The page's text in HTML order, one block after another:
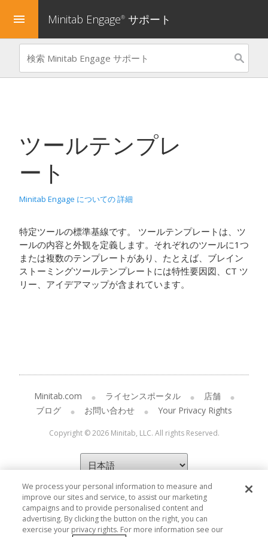
menu Minitab Engage® サポート
ツールテンプレ
ート
Minitab Engage についての 詳細
特定ツールの標準基線です。
ツールテンプレートは、ツ
ールの内容と外観を定義します。それぞれのツールに1つ
または複数のテンプレートがあり、たとえば、ブレイン
ストーミングツールテンプレートには特性要因図、CT ツ
リー、アイデアマップが含まれています。
Minitab.com ライセンスポータル
店舗
ブログ
お問い合わせ Your Privacy Rights
Copyright © 2026 Minitab, LLC. All rights Reserved.
We process your personal information to measure and
improve our sites and service, to assist our marketing
campaigns and to provide personalised content and
advertising. By clicking the button on the right, you can
exercise your privacy rights. For more information see our